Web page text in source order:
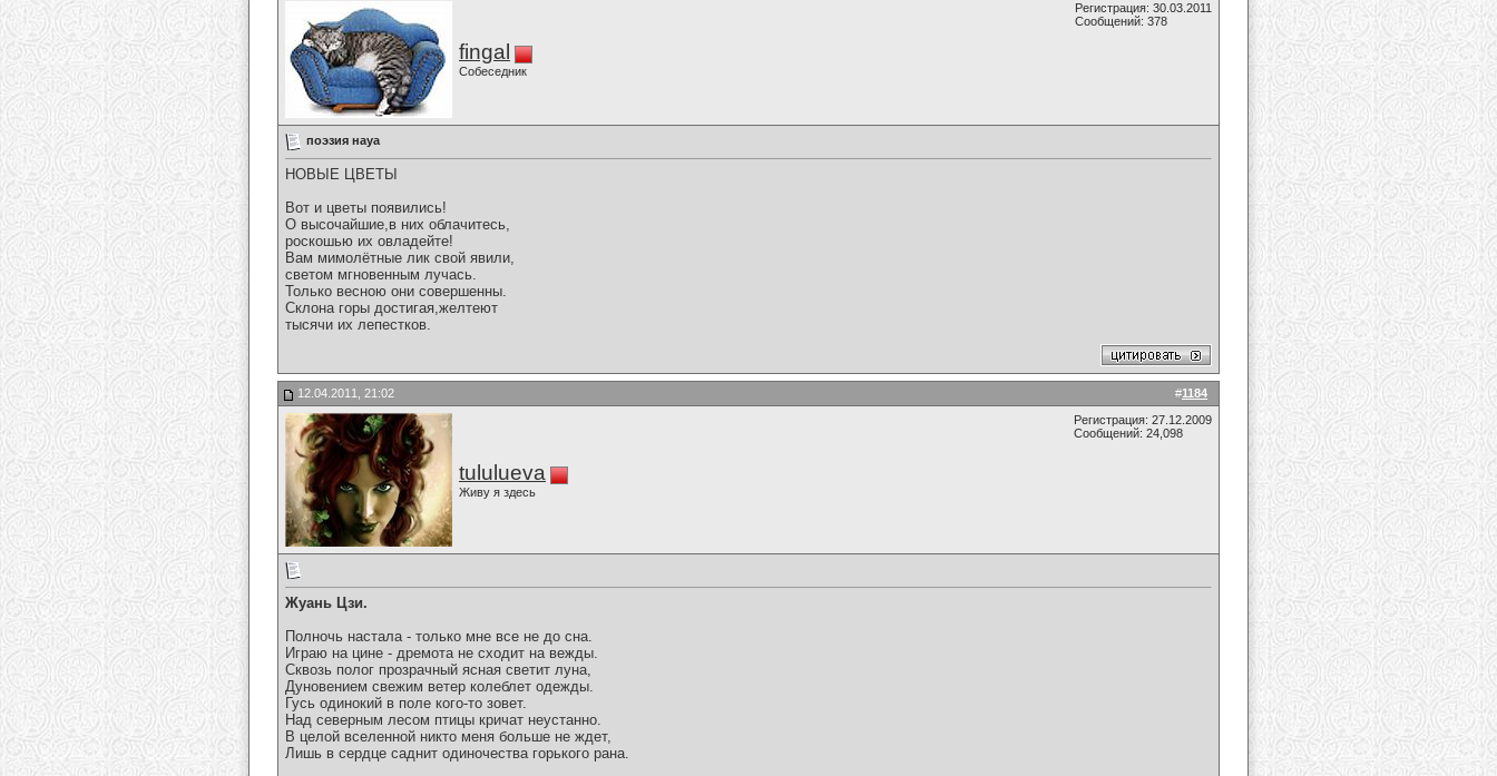
fingal
Собеседник
Регистрация: 30.03.2011
Сообщений: 378
поэзия науа
НОВЫЕ ЦВЕТЫ
Вот и цветы появились!
О высочайшие,в них облачитесь,
роскошью их овладейте!
Вам мимолётные лик свой явили,
светом мгновенным лучась.
Только весною они совершенны.
Склона горы достигая,желтеют
тысячи их лепестков.
#1184
12.04.2011, 21:02
tululueva
Живу я здесь
Регистрация: 27.12.2009
Сообщений: 24,098
Жуань Цзи.
Полночь настала - только мне все не до сна.
Играю на цине - дремота не сходит на вежды.
Сквозь полог прозрачный ясная светит луна,
Дуновением свежим ветер колеблет одежды.
Гусь одинокий в поле кого-то зовет.
Над северным лесом птицы кричат неустанно.
В целой вселенной никто меня больше не ждет,
Лишь в сердце саднит одиночества горького рана.